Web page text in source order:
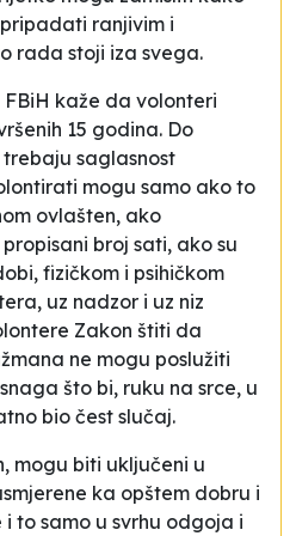
ranjivim i
rada stoji iza svega.
kaže da volonteri
15 godina. Do
saglasnost
mogu samo ako to
ovlašten, ako
broj sati, ako su
fizičkom i psihičkom
uz nadzor i uz niz
Zakon štiti da
ne mogu poslužiti
što bi, ruku na srce, u
bio čest slučaj.
mogu biti uključeni u
ka opštem dobru i
to samo u svrhu odgoja i